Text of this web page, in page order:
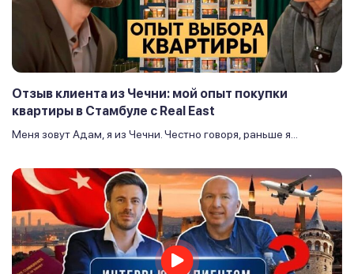
Отзыв клиента из Чечни: мой опыт покупки
квартиры в Стамбуле с Real East
Меня зовут Адам, я из Чечни. Честно говоря, раньше я...